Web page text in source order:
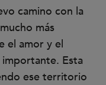
camino con la
más
el amor y el
importante. Esta
ese territorio